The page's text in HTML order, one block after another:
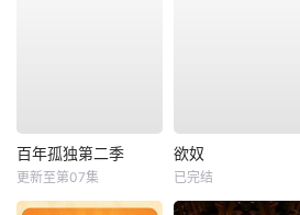
百年孤独第二季
更新至第07集
欲奴
已完结